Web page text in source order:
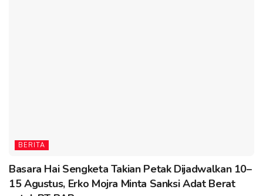
BERITA
Basara Hai Sengketa Takian Petak Dijadwalkan 10–
15 Agustus, Erko Mojra Minta Sanksi Adat Berat